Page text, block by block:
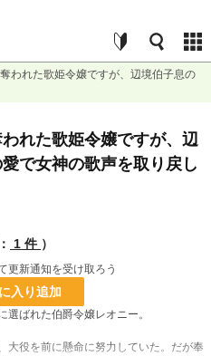
われた歌姫令嬢ですが、辺境伯子息の
れた歌姫令嬢ですが、辺
で女神の歌声を取り戻し
1 件 ）
更新通知を受け取ろう
入り追加
ばれた伯爵令嬢レオニー。
役を前に懸命に努力していた。だが奉